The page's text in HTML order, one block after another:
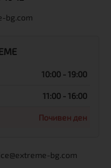
bg.com
10:00 - 19:00
11:00 - 16:00
Почивен ден
bg.com